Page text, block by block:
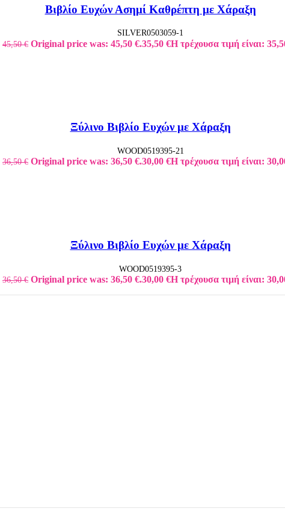
Βιβλίο Ευχών Ασημί Καθρέπτη με Χάραξη
SILVER0503059-1
45,50€ Original price was: 45,50 €.35,50 €Η τρέχουσα τιμή είναι:
Ξύλινο Βιβλίο Ευχών με Χάραξη
WOOD0519395-21
36,50€ Original price was: 36,50 €.30,00 €Η τρέχουσα τιμή είναι:
Ξύλινο Βιβλίο Ευχών με Χάραξη
WOOD0519395-3
36,50€ Original price was: 36,50 €.30,00 €Η τρέχουσα τιμή είναι: